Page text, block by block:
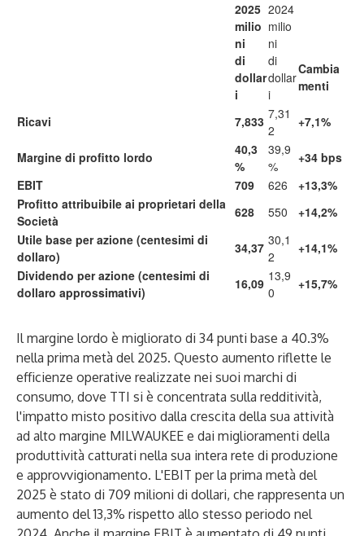
2025
milio
ni
di
dollar
i
2024
milio
ni
di
dollar
i
Cambia
menti
Ricavi 7,833 7,31
2
+7,1%
Margine di profitto lordo
40,3
%
39,9
%
+34 bps
EBIT
709 626
+13,3%
Profitto attribuibile ai proprietari della
Società
628 550
+14,2%
Utile base per azione (centesimi di
dollaro)
34,37 30,1
2
+14,1%
Dividendo per azione (centesimi di
dollaro approssimativi)
16,09 13,9
0
+15,7%
Il margine lordo è migliorato di 34 punti base a 40.3%
nella prima metà del 2025. Questo aumento riflette le
efficienze operative realizzate nei suoi marchi di
consumo, dove TTI si è concentrata sulla redditività,
l'impatto misto positivo dalla crescita della sua attività
ad alto margine MILWAUKEE e dai miglioramenti della
produttività catturati nella sua intera rete di produzione
e approvvigionamento. L'EBIT per la prima metà del
2025 è stato di 709 milioni di dollari, che rappresenta un
aumento del 13,3% rispetto allo stesso periodo nel